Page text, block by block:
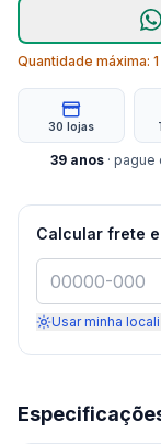
Quantidade máxima: 1
30 lojas
39 anos ·
Calcular frete
Usar minha